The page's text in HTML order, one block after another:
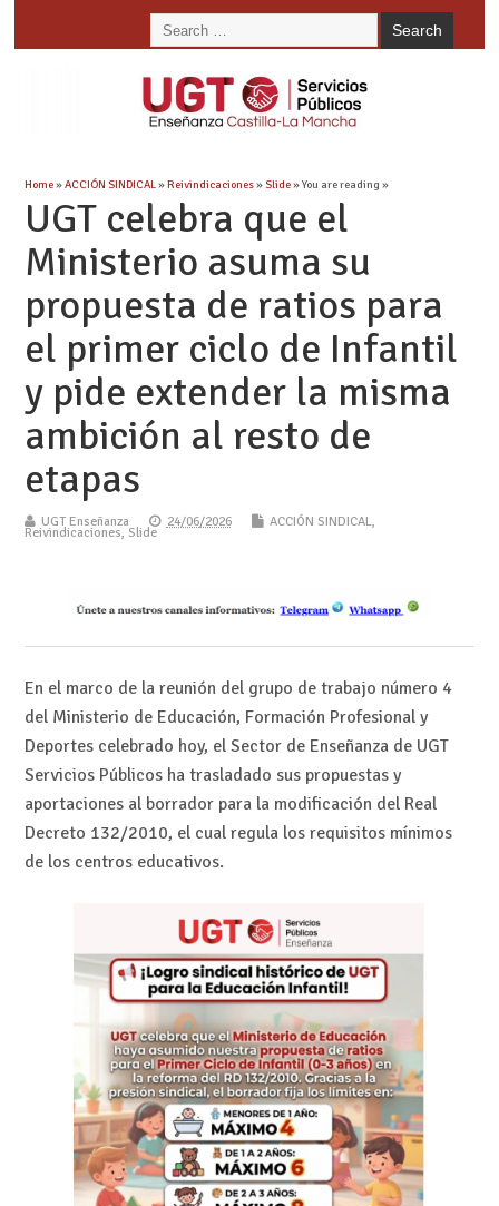
Home»ACCIÓN SINDICAL»Reivindicaciones»Slide» You are reading »
UGT celebra que el
Ministerio asuma su
propuesta de ratios para
el primer ciclo de Infantil
y pide extender la misma
ambición al resto de
etapas
UGT Enseñanza 24/06/2026 ACCIÓN SINDICAL,
Reivindicaciones, Slide
En el marco de la reunión del grupo de trabajo número 4
del Ministerio de Educación, Formación Profesional y
Deportes celebrado hoy, el Sector de Enseñanza de UGT
Servicios Públicos ha trasladado sus propuestas y
aportaciones al borrador para la modificación del Real
Decreto 132/2010, el cual regula los requisitos mínimos
de los centros educativos.